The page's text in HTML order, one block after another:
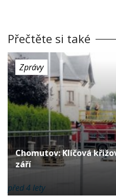
Přečtěte si také
Zprávy
Chomutov: Klíčová
září
před 4 lety